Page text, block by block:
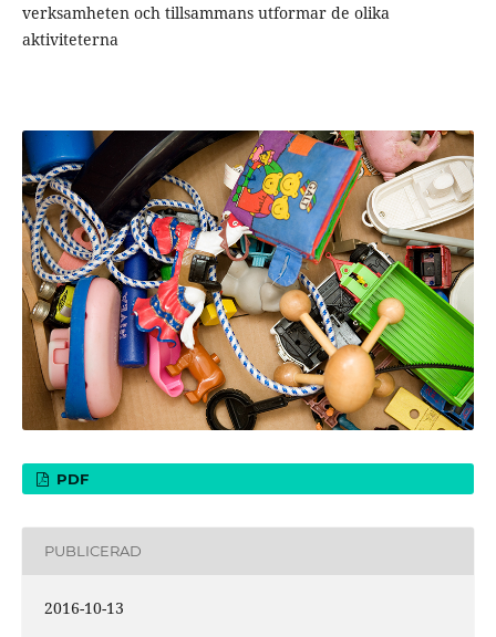
verksamheten och tillsammans utformar de olika
aktiviteterna
PDF
PUBLICERAD
2016-10-13